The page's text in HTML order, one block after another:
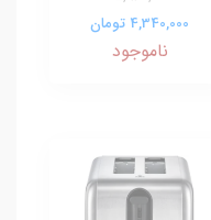
4,340,000 تومان
ناموجود